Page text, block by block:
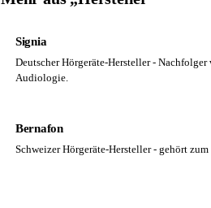
Signia
Deutscher Hörgeräte-Hersteller - Nachfolger
Audiologie.
Bernafon
Schweizer Hörgeräte-Hersteller - gehört